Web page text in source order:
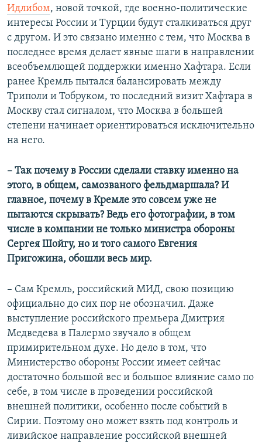
Идлибом, новой точкой, где военно-политические
интересы России и Турции будут сталкиваться друг
с другом. И это связано именно с тем, что Москва в
последнее время делает явные шаги в направлении
всеобъемлющей поддержки именно Хафтара. Если
ранее Кремль пытался балансировать между
Триполи и Тобруком, то последний визит Хафтара в
Москву стал сигналом, что Москва в большей
степени начинает ориентироваться исключительно
на него.
– Так почему в России сделали ставку именно на
этого, в общем, самозваного фельдмаршала? И
главное, почему в Кремле это совсем уже не
пытаются скрывать? Ведь его фотографии, в том
числе в компании не только министра обороны
Сергея Шойгу, но и того самого Евгения
Пригожина, обошли весь мир.
– Сам Кремль, российский МИД, свою позицию
официально до сих пор не обозначил. Даже
выступление российского премьера Дмитрия
Медведева в Палермо звучало в общем
примирительном духе. Но дело в том, что
Министерство обороны России имеет сейчас
достаточно большой вес и большое влияние само по
себе, в том числе в проведении российской
внешней политики, особенно после событий в
Сирии. Поэтому оно может взять под контроль и
ливийское направление российской внешней